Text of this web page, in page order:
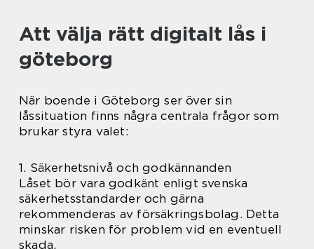
Att välja rätt digitalt lås i
göteborg
När boende i Göteborg ser över sin
låssituation finns några centrala frågor som
brukar styra valet:
1. Säkerhetsnivå och godkännanden
Låset bör vara godkänt enligt svenska
säkerhetsstandarder och gärna
rekommenderas av försäkringsbolag. Detta
minskar risken för problem vid en eventuell
skada.